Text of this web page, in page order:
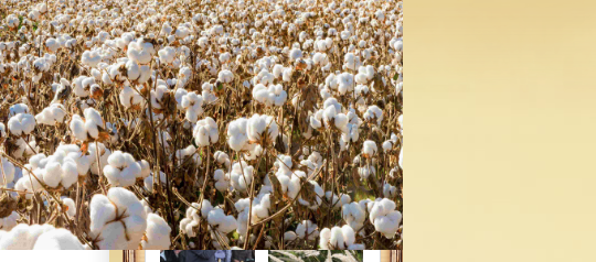
部落风采 更多+